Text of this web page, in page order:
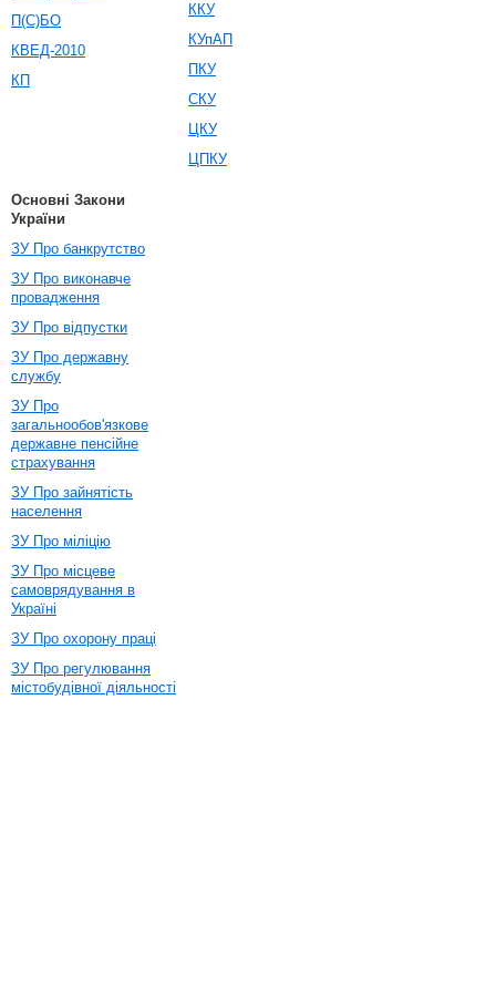
П(С)БО
КВЕД-2010
КП
ККУ
КУпАП
ПКУ
СКУ
ЦКУ
ЦПКУ
Основні Закони
України
ЗУ Про банкрутство
ЗУ Про виконавче
провадження
ЗУ Про відпустки
ЗУ Про державну
службу
ЗУ Про
загальнообов'язкове
державне пенсійне
страхування
ЗУ Про зайнятість
населення
ЗУ Про міліцію
ЗУ Про місцеве
самоврядування в
Україні
ЗУ Про охорону праці
ЗУ Про регулювання
містобудівної діяльності